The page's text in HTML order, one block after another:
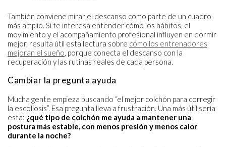
También conviene mirar el descanso como parte de un cuadro
más amplio. Si te interesa entender cómo los hábitos, el
movimiento y el acompañamiento profesional influyen en dormir
mejor, resulta útil esta lectura sobre cómo los entrenadores
mejoran el sueño, porque conecta el descanso con la
recuperación y las rutinas reales de cada persona.
Cambiar la pregunta ayuda
Mucha gente empieza buscando “el mejor colchón para corregir
la escoliosis”. Esa pregunta lleva a frustración. Una más útil sería
esta: ¿qué tipo de colchón me ayuda a mantener una
postura más estable, con menos presión y menos calor
durante la noche?